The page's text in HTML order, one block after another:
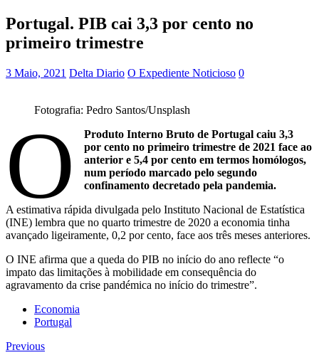
Portugal. PIB cai 3,3 por cento no
primeiro trimestre
3 Maio, 2021 Delta Diario O Expediente Noticioso 0
Fotografia: Pedro Santos/Unsplash
O
Produto Interno Bruto de Portugal caiu 3,3
por cento no primeiro trimestre de 2021 face ao
anterior e 5,4 por cento em termos homólogos,
num período marcado pelo segundo
confinamento decretado pela pandemia.
A estimativa rápida divulgada pelo Instituto Nacional de Estatística
(INE) lembra que no quarto trimestre de 2020 a economia tinha
avançado ligeiramente, 0,2 por cento, face aos três meses anteriores.
O INE afirma que a queda do PIB no início do ano reflecte “o
impato das limitações à mobilidade em consequência do
agravamento da crise pandémica no início do trimestre”.
Economia
Portugal
Previous